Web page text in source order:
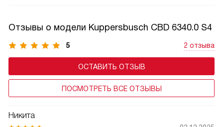
Отзывы о модели Kuppersbusch CBD 6340.0 S4
5 2 отзыва
ОСТАВИТЬ ОТЗЫВ
ПОСМОТРЕТЬ ВСЕ ОТЗЫВЫ
Никита